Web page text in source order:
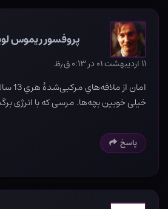
پروفسور ریموس
۱۱ اردیبهشت ۰۱ در ۰:۱۳ ق٫ظ
امان از ملافه‌هایِ مرکبی‌شدۀ هریِ 13 ساله
خیلی خوبین بچه‌ها. مرسی که با انرژی
پاسخ